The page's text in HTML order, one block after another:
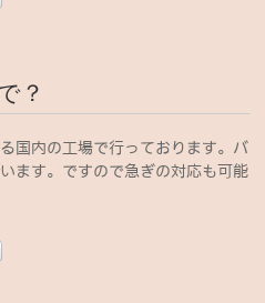
？
国内の工場で行っております。バ
ます。ですので急ぎの対応も可能